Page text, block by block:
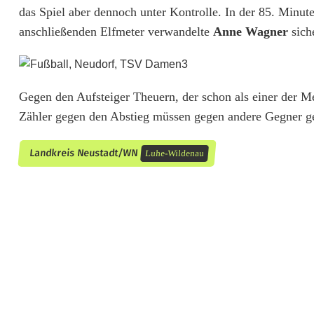
das Spiel aber dennoch unter Kontrolle. In der 85.
anschließenden Elfmeter verwandelte Anne Wagner
Gegen den Aufsteiger Theuern, der schon als einer der
Zähler gegen den Abstieg müssen gegen andere Gegner
Landkreis Neustadt/WN Luhe-Wildenau